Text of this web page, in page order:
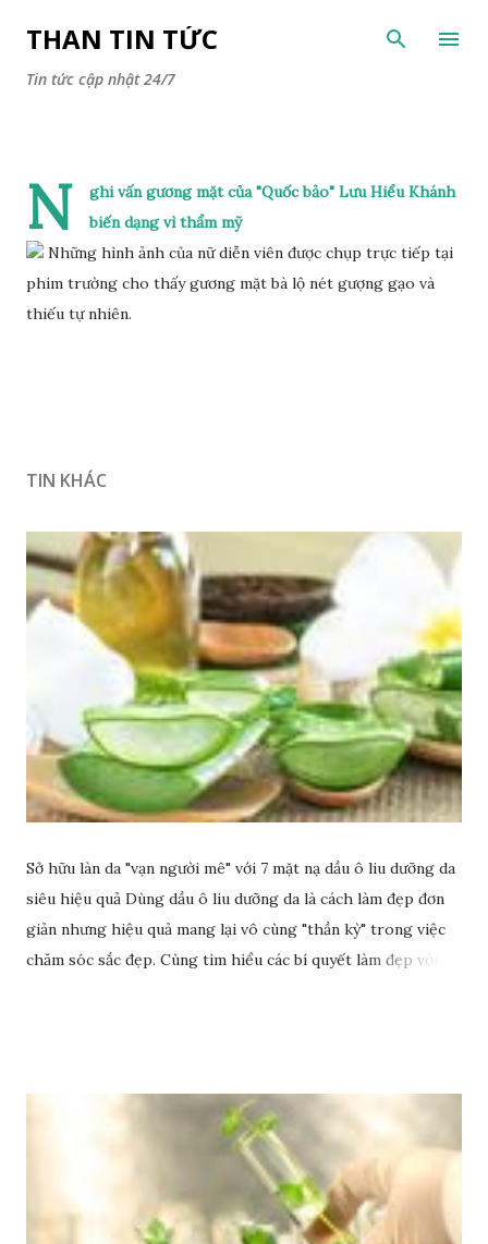
Chuyển đến nội dung chính
THAN TIN TỨC
Tin tức cập nhật 24/7
N
ghi vấn gương mặt của "Quốc bảo" Lưu Hiểu Khánh
biến dạng vì thẩm mỹ
Những hình ảnh của nữ diễn viên được chụp trực tiếp tại
phim trường cho thấy gương mặt bà lộ nét gượng gạo và
thiếu tự nhiên.
TIN KHÁC
Sở hữu làn da "vạn người mê" với 7 mặt nạ dầu ô liu dưỡng da
siêu hiệu quả Dùng dầu ô liu dưỡng da là cách làm đẹp đơn
giản nhưng hiệu quả mang lại vô cùng "thần kỳ" trong việc
chăm sóc sắc đẹp. Cùng tìm hiểu các bí quyết làm đẹp với